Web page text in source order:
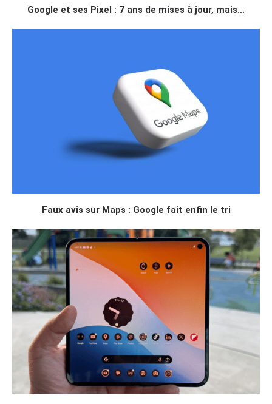
Google et ses Pixel : 7 ans de mises à jour, mais...
Faux avis sur Maps : Google fait enfin le tri